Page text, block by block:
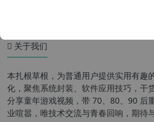
关于我们
本扎根草根，为普通用户提供实用有趣
化，聚焦系统封装、软件应用技巧，干
分享童年游戏视频，带 70、80、90 后
业喧嚣，唯技术交流与青春回响，期待